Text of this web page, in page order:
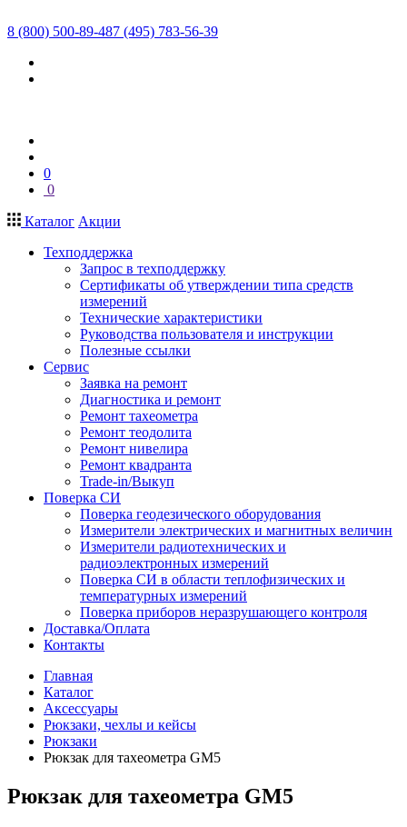
8 (800) 500-89-487 (495) 783-56-39
0
0
Каталог Акции
Техподдержка
Запрос в техподдержку
Сертификаты об утверждении типа средств
измерений
Технические характеристики
Руководства пользователя и инструкции
Полезные ссылки
Сервис
Заявка на ремонт
Диагностика и ремонт
Ремонт тахеометра
Ремонт теодолита
Ремонт нивелира
Ремонт квадранта
Trade-in/Выкуп
Поверка СИ
Поверка геодезического оборудования
Измерители электрических и магнитных величин
Измерители радиотехнических и
радиоэлектронных измерений
Поверка СИ в области теплофизических и
температурных измерений
Поверка приборов неразрушающего контроля
Доставка/Оплата
Контакты
Главная
Каталог
Аксессуары
Рюкзаки, чехлы и кейсы
Рюкзаки
Рюкзак для тахеометра GМ5
Рюкзак для тахеометра GМ5